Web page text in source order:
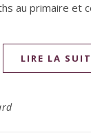
au primaire et
LIRE LA